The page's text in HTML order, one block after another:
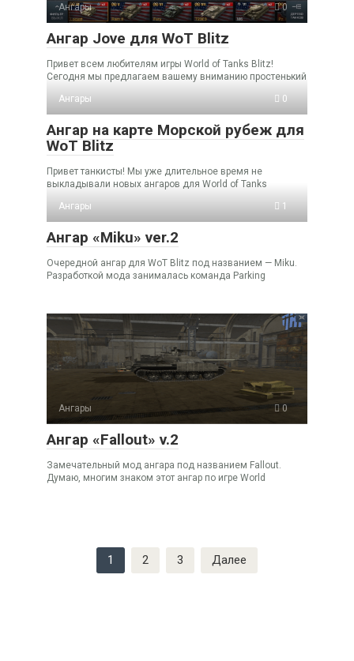
Ангары 0
Ангар Jove для WoT Blitz
Привет всем любителям игры World of Tanks Blitz!
Сегодня мы предлагаем вашему вниманию простенький
Ангары
0
Ангар на карте Морской рубеж для
WoT Blitz
Привет танкисты! Мы уже длительное время не
выкладывали новых ангаров для World of Tanks
Ангары
1
Ангар «Miku» ver.2
Очередной ангар для WoT Blitz под названием — Miku.
Разработкой мода занималась команда Parking
Ангары 0
Ангар «Fallout» v.2
Замечательный мод ангара под названием Fallout.
Думаю, многим знаком этот ангар по игре World
1 2 3 Далее